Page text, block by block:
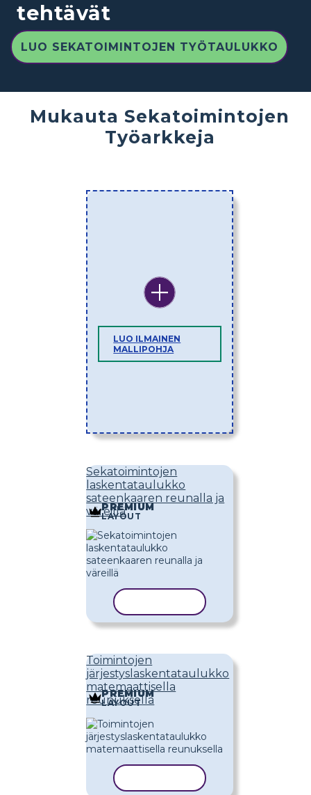
tehtävät
LUO SEKATOIMINTOJEN TYÖTAULUKKO
Mukauta Sekatoimintojen
Työarkkeja
LUO ILMAINEN
MALLIPOHJA
Sekatoimintojen
laskentataulukko
sateenkaaren reunalla ja
väreillä
PREMIUM
LAYOUT
Toimintojen
järjestyslaskentataulukko
matemaattisella
reunuksella
PREMIUM
LAYOUT